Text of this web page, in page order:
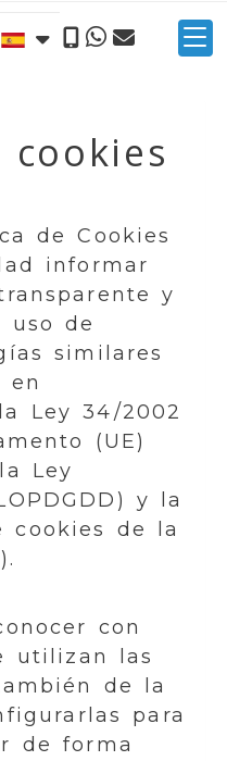
de Cookies
informar
y
uso de
similares
en
Ley 34/2002
(UE)
Ley
y la
cookies de la
con
utilizan las
de la
para
de forma